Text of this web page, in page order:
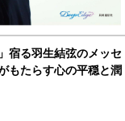
宿る羽生結弦のメッセ
もたらす心の平穏と潤